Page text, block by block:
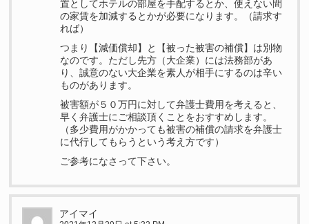
置としてホテルの部屋を手配するとか、使えない間
の家賃を加減するとかが必要になります。（請求す
れば）
つまり【減価償却】と【被った被害の補償】は別物
なのです。ただし先方（大企業）には法務部があ
り、誠意のない大企業を素人が相手にするのは辛い
ものがあります。
被害額が５０万円に対して弁護士費用を考えると、
早く弁護士にご相談頂くことをおすすめします。
（多少費用がかかっても被害の補償の請求を弁護士
に代行してもらうという考え方です）
ご参考になさって下さい。
アイマイ